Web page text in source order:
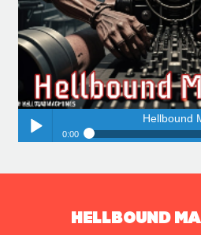
Hellbound
Hellbound
0:00